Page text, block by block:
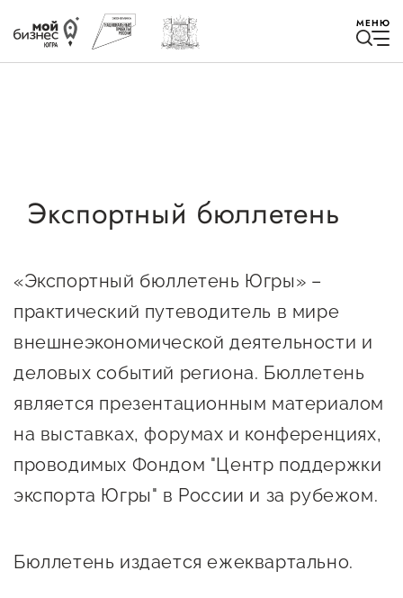
МЕНЮ
Избранное
Новости
Онлайн-витрина продукции
Социальные сети "Мой
Бизнес Югра"
Экспортный бюллетень
«Экспортный бюллетень Югры» –
практический путеводитель в мире
внешнеэкономической деятельности и
деловых событий региона. Бюллетень
является презентационным материалом
на выставках, форумах и конференциях,
проводимых Фондом "Центр поддержки
экспорта Югры" в России и за рубежом.
Бюллетень издается ежеквартально.